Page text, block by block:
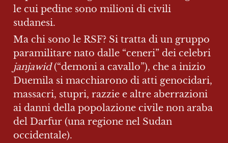
le cui pedine sono milioni di civili
sudanesi.
Ma chi sono le RSF? Si tratta di un gruppo
janjawid (“demoni a cavallo”), che a inizio
Duemila si macchiarono di atti genocidari,
massacri, stupri, razzie e altre aberrazioni
ai danni della popolazione civile non araba
del Darfur (una regione nel Sudan
occidentale).